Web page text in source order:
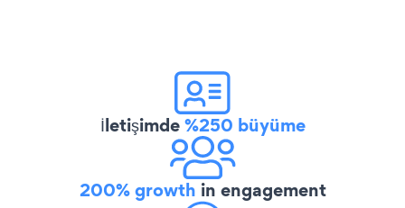
İletişimde%250 büyüme
200% growth in engagement